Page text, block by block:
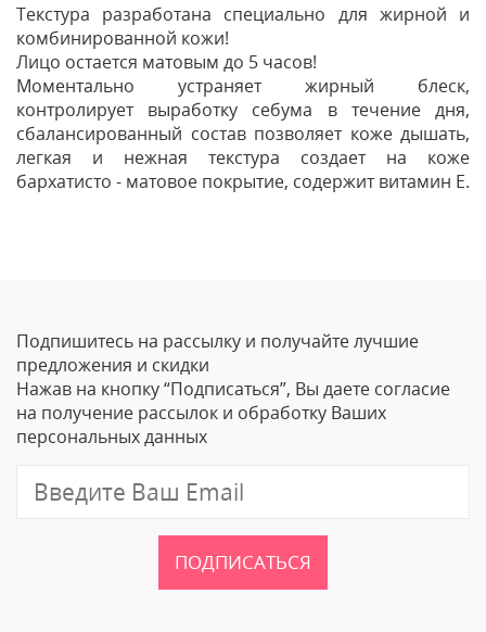
Текстура разработана специально для жирной и
комбинированной кожи!
Лицо остается матовым до 5 часов!
Моментально устраняет жирный блеск,
контролирует выработку себума в течение дня,
сбалансированный состав позволяет коже дышать,
легкая и нежная текстура создает на коже
бархатисто - матовое покрытие, содержит витамин Е.
Ваше Имя
Email
Подпишитесь на рассылку и получайте лучшие
предложения и скидки
Нажав на кнопку “Подписаться”, Вы даете согласие
на получение рассылок и обработку Ваших
персональных данных
ПОДПИСАТЬСЯ